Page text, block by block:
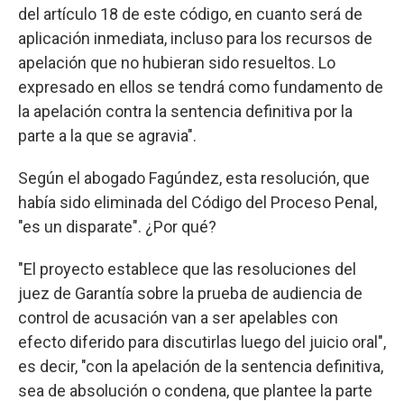
del artículo 18 de este código, en cuanto será de
aplicación inmediata, incluso para los recursos de
apelación que no hubieran sido resueltos. Lo
expresado en ellos se tendrá como fundamento de
la apelación contra la sentencia definitiva por la
parte a la que se agravia".
Según el abogado Fagúndez, esta resolución, que
había sido eliminada del Código del Proceso Penal,
"es un disparate". ¿Por qué?
"El proyecto establece que las resoluciones del
juez de Garantía sobre la prueba de audiencia de
control de acusación van a ser apelables con
efecto diferido para discutirlas luego del juicio oral",
es decir, "con la apelación de la sentencia definitiva,
sea de absolución o condena, que plantee la parte